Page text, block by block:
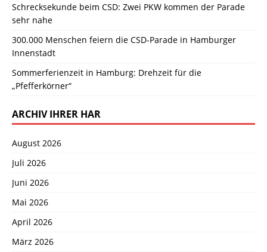
Schrecksekunde beim CSD: Zwei PKW kommen der Parade
sehr nahe
300.000 Menschen feiern die CSD-Parade in Hamburger
Innenstadt
Sommerferienzeit in Hamburg: Drehzeit für die
„Pfefferkörner“
ARCHIV IHRER HAR
August 2026
Juli 2026
Juni 2026
Mai 2026
April 2026
März 2026